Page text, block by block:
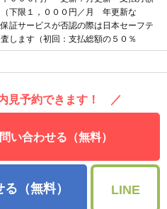
下限１，０００円／月 年更新な
証サービスが否認の際は日本セーフテ
査します（初回：支払総額の５０％
見予約できます！ ／
い合わせる（無料）
（無料） LINE